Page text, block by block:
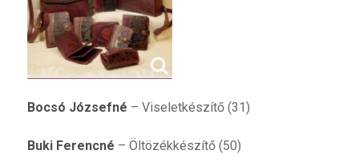
Bocsó Józsefné – Viseletkészítő (31)
Buki Ferencné – Öltözékkészítő (50)